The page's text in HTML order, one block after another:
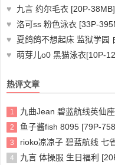
♥
九言 约尔毛衣 [20P-
♥
洛可ss 粉色泳衣 [33P-
♥
夏鸽鸽不想起床 监狱学园 白木芽
♥ 萌芽儿o0 黑猫泳衣[10P-
热评文章
1 九曲Jean 碧蓝航线英仙
2 鱼子酱fish 8095 [79P-
3 rioko凉凉子 碧蓝航线 七
4 九言 体操服 生日福利